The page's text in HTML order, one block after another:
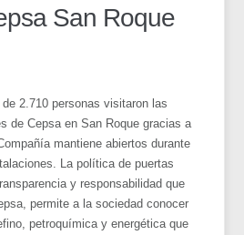
San Roque
2.710 personas visitaron las
de Cepsa en San Roque gracias a
mantiene abiertos durante
La política de puertas
y responsabilidad que
permite a la sociedad conocer
petroquímica y energética que